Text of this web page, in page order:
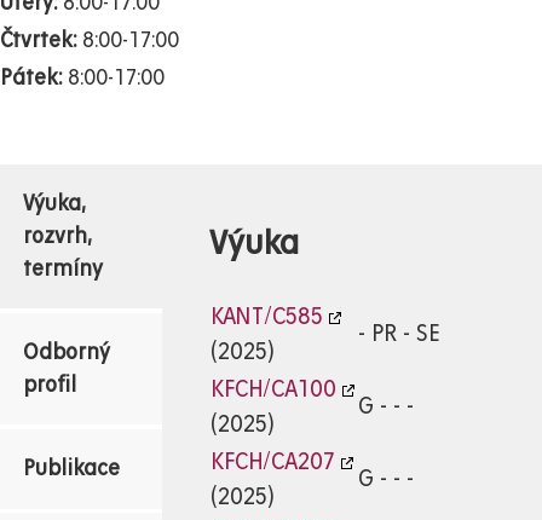
Čtvrtek: 8:00-17:00
Pátek: 8:00-17:00
Výuka,
rozvrh,
termíny
Odborný
profil
Publikace
Výuka
KANT/C585
(2025)
- PR - SE
KFCH/CA100
(2025)
G - - -
KFCH/CA207
(2025)
G - - -